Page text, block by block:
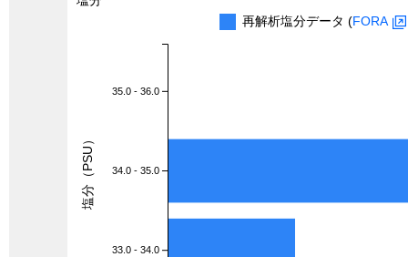
再解析塩分データ (FORA
35.0 - 36.0
34.0 - 35.0
33.0 - 34.0
塩分（PSU）